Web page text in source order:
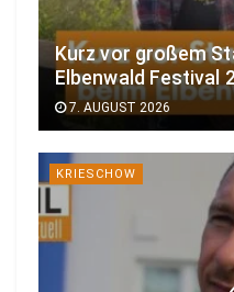
Kurz vor großem
Elbenwald Festival
7. AUGUST 2026
KRIESCHOW